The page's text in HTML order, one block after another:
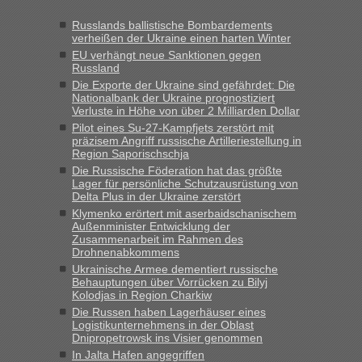
Milliarden aufgedeckt
„Kein Zoll. Du musst an sich nur sagen dass das privat ist
und du nicht damit handeln willst. So lange das nicht
Originalverpackt ist und ersichlich das nicht neu sollte es
keine Probleme geben“
Recht, Visa und Dokumente • Deklaration
gebrauchter Kleidung beim Zoll
„Hallo Leute, ich weiß nicht, ob ich hier richtig bin mit meiner
Anfrage. Ich möchte 4 Umzugskartons mit gebrauchter
Straßen Kleidung bei der Einreise in die Ukraine
mitnehmen. Es ist gebrauchte Kleidung...“
Berichte und Reisetipps • Re: An welchem
Grenzübergang zwischen Polen und der Ukraine geht es am
schnellsten?
„Wir sind mit unserem Wohnmobil, wie geplant am Montag
15.6. in Krakovets rüber. Sehr zeitig los gegen 5 Uhr in der
Früh. Mit sehr sehr wenig Verkehr, super bis zur Grenze. Nur
8 PKW vor der Schranke....“
Russlands ballistische Bombardements
verheißen der Ukraine einen harten Winter
EU verhängt neue Sanktionen gegen
Russland
Die Exporte der Ukraine sind gefährdet: Die
Nationalbank der Ukraine prognostiziert
Verluste in Höhe von über 2 Milliarden Dollar
Pilot eines Su-27-Kampfjets zerstört mit
präzisem Angriff russische Artilleriestellung in
Region Saporischschja
Die Russische Föderation hat das größte
Lager für persönliche Schutzausrüstung von
Delta Plus in der Ukraine zerstört
Klymenko erörtert mit aserbaidschanischem
Außenminister Entwicklung der
Zusammenarbeit im Rahmen des
Drohnenabkommens
Ukrainische Armee dementiert russische
Behauptungen über Vorrücken zu Bilyj
Kolodjas in Region Charkiw
Die Russen haben Lagerhäuser eines
Logistikunternehmens in der Oblast
Dnipropetrowsk ins Visier genommen
In Jalta Hafen angegriffen